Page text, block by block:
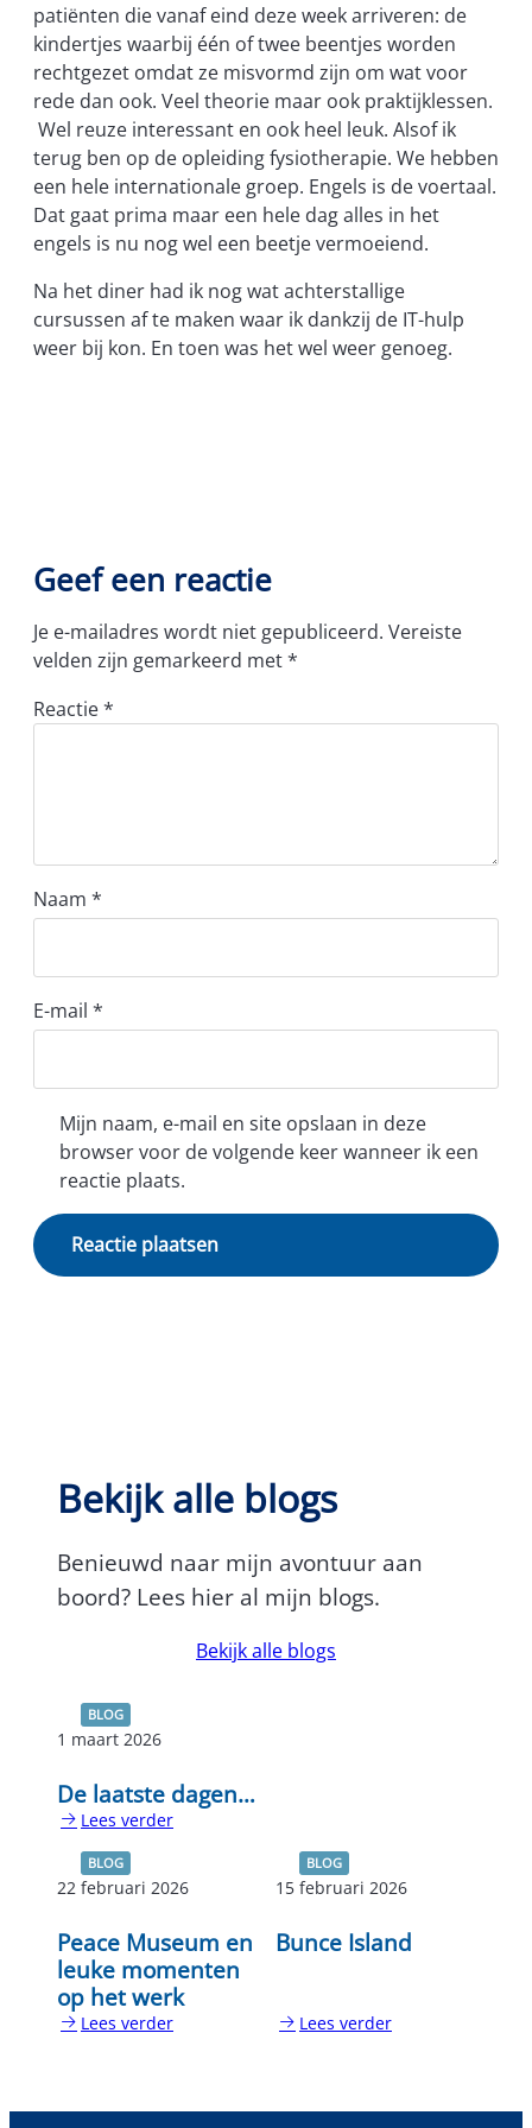
patiënten die vanaf eind deze week arriveren: de
kindertjes waarbij één of twee beentjes worden
rechtgezet omdat ze misvormd zijn om wat voor
rede dan ook. Veel theorie maar ook praktijklessen.
Wel reuze interessant en ook heel leuk. Alsof ik
terug ben op de opleiding fysiotherapie. We hebben
een hele internationale groep. Engels is de voertaal.
Dat gaat prima maar een hele dag alles in het
engels is nu nog wel een beetje vermoeiend.
Na het diner had ik nog wat achterstallige
cursussen af te maken waar ik dankzij de IT-hulp
weer bij kon. En toen was het wel weer genoeg.
Geef een reactie
Je e-mailadres wordt niet gepubliceerd. Vereiste
velden zijn gemarkeerd met*
Reactie*
Naam *
E-mail *
Mijn naam, e-mail en site opslaan in deze
browser voor de volgende keer wanneer ik een
reactie plaats.
Bekijk alle blogs
Benieuwd naar mijn avontuur aan
boord? Lees hier al mijn blogs.
Bekijk alle blogs
BLOG
1 maart 2026
De laatste dagen…
Lees verder
laatste
BLOG
22 februari 2026
Peace Museum en
leuke momenten
op het werk
Lees verder
en
BLOG
15 februari 2026
Bunce Island
Lees verder